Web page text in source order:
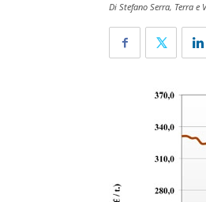
Di Stefano Serra, Terra e